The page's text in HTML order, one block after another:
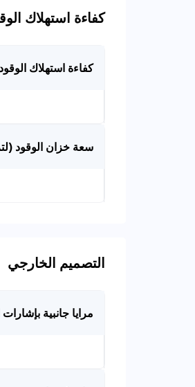
كفاءة استهلاك
كفاءة استهلاك
سعة خزان الوقود
التصميم الخارجي
مرايا جانبية